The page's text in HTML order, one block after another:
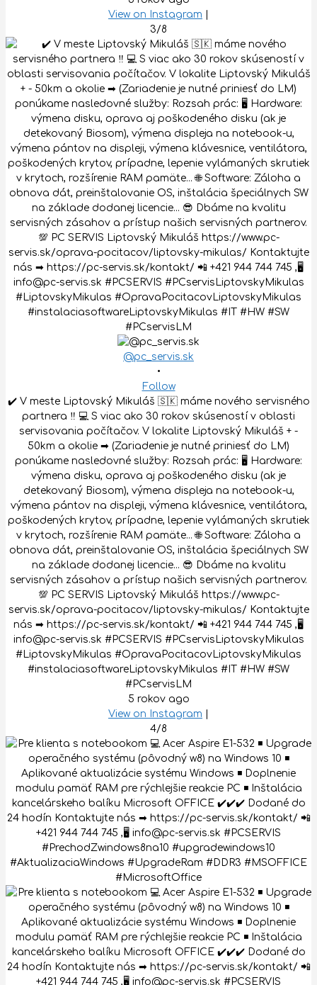
View on Instagram |
3/8
@pc_servis.sk
•
Follow
✔️ V meste Liptovský Mikuláš 🇸🇰 máme nového servisného
partnera ‼️ 💻 S viac ako 30 rokov skúseností v oblasti
servisovania počítačov. V lokalite Liptovský Mikuláš + -
50km a okolie ➡ (Zariadenie je nutné priniesť do LM)
ponúkame nasledovné služby: Rozsah prác: 🖥 Hardware:
výmena disku, oprava aj poškodeného disku (ak je
detekovaný Biosom), výmena displeja na notebook-u,
výmena pántov na displeji, výmena klávesnice, ventilátora,
poškodených krytov, prípadne, lepenie vylámaných skrutiek
v krytoch, rozšírenie RAM pamäte... 🌐 Software: Záloha a
obnova dát, preinštalovanie OS, inštalácia špeciálnych SW
na základe dodanej licencie... 😎 Dbáme na kvalitu
servisných zásahov a prístup našich servisných partnerov.
💯 PC SERVIS Liptovský Mikuláš https://www.pc-
servis.sk/oprava-pocitacov/liptovsky-mikulas/ Kontaktujte
nás ➡ https://pc-servis.sk/kontakt/ 📲 +421 944 744 745 ,🖥
info@pc-servis.sk #PCSERVIS #PCservisLiptovskyMikulas
#LiptovskyMikulas #OpravaPocitacovLiptovskyMikulas
#instalaciasoftwareLiptovskyMikulas #IT #HW #SW
#PCservisLM
5 rokov ago
View on Instagram |
4/8